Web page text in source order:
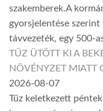
szakemberek.A
gyorsjelentése
távvezeték, egy 500-
TŰZ ÜTÖTT KI A
NÖVÉNYZET MIATT
2026-08-07
Tűz keletkezett